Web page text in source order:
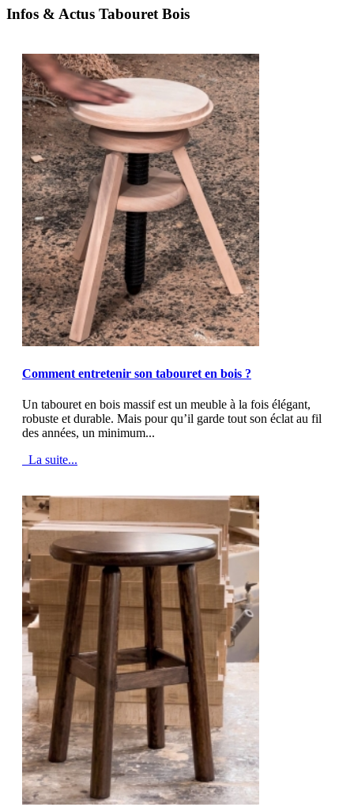
Infos & Actus Tabouret Bois
Comment entretenir son tabouret en bois ?
Un tabouret en bois massif est un meuble à la fois élégant,
robuste et durable. Mais pour qu’il garde tout son éclat au fil
des années, un minimum...
La suite...